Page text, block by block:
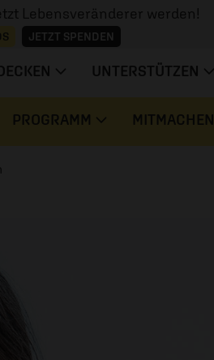
Lebensveränderer werden!
JETZT SPENDEN
UNTERSTÜTZEN
PROGRAMM MITMACHEN